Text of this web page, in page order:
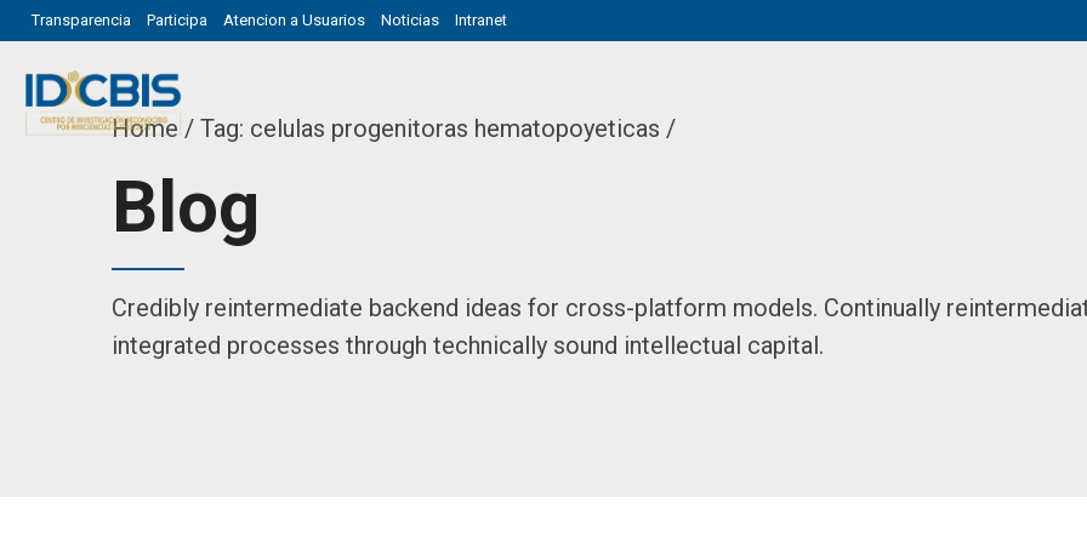
Transparencia Participa Atencion a Usuarios Noticias Intranet
Home Tag: celulas progenitoras hematopoyeticas /
Blog
Credibly reintermediate backend ideas for cross-platform models. Continually
integrated processes through technically sound intellectual capital.